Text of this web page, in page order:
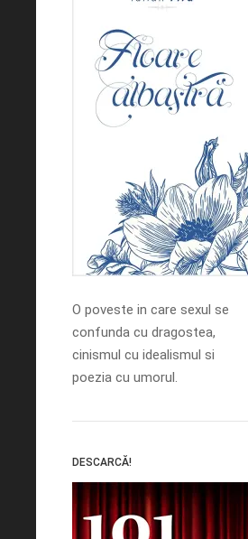
O poveste in care sexul se
confunda cu dragostea,
cinismul cu idealismul si
poezia cu umorul.
DESCARCĂ!